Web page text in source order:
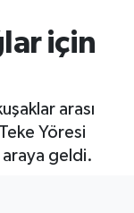
için
arası
Yöresi
geldi.